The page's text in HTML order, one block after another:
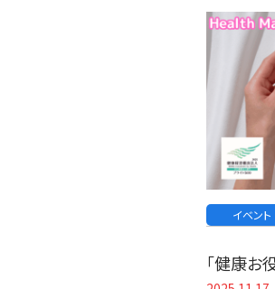
イベント
「健康お